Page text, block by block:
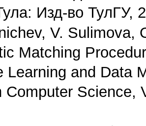
Изд-во ТулГУ,
V. Sulimova,
Matching
Learning and Data
Computer Science,